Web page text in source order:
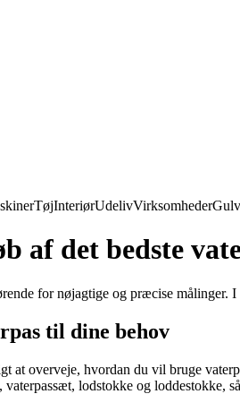
TøjInteriørUdelivVirksomhederGulv
af det bedste
for nøjagtige og præcise
til dine behov
at overveje, hvordan du vil bruge
lodstokke og loddestokke,